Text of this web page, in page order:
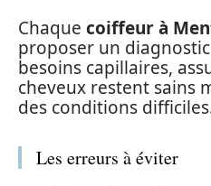
Chaque coiffeur à
proposer un
besoins capillaires,
cheveux restent sains
des conditions
Les erreurs à éviter